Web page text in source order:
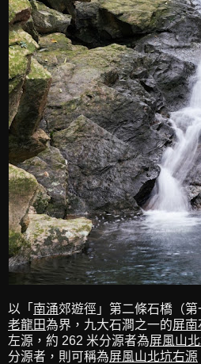
以「 南涌郊遊徑」第二條石橋（
老龍田為界，九大石澗之一的屏南
左源，約 262 米分源者為屏風山
分源者，則可稱為屏風山北坑右源